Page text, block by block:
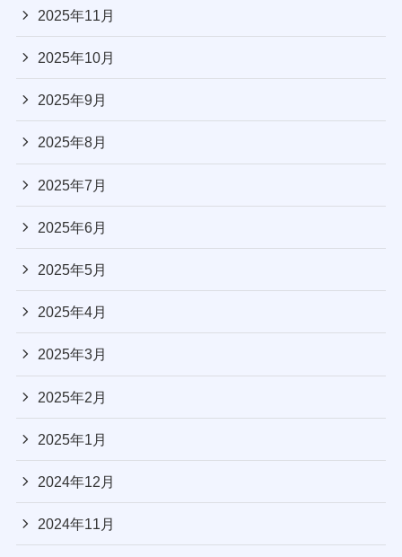
2025年11月
2025年10月
2025年9月
2025年8月
2025年7月
2025年6月
2025年5月
2025年4月
2025年3月
2025年2月
2025年1月
2024年12月
2024年11月